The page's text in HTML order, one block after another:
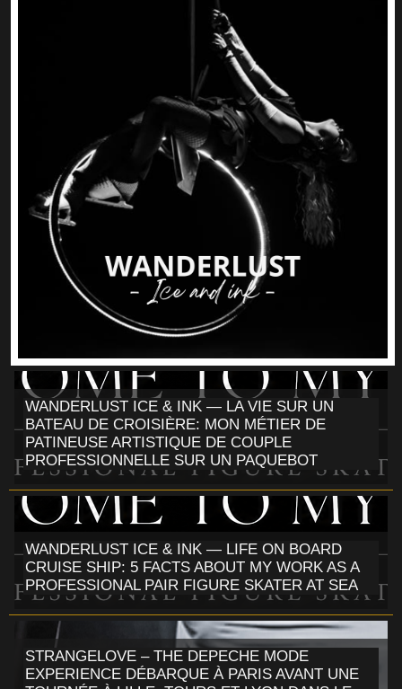
WANDERLUST ICE & INK — LA VIE SUR UN
BATEAU DE CROISIÈRE: MON MÉTIER DE
PATINEUSE ARTISTIQUE DE COUPLE
PROFESSIONNELLE SUR UN PAQUEBOT
WANDERLUST ICE & INK — LIFE ON BOARD
CRUISE SHIP: 5 FACTS ABOUT MY WORK AS A
PROFESSIONAL PAIR FIGURE SKATER AT SEA
STRANGELOVE – THE DEPECHE MODE
EXPERIENCE DÉBARQUE À PARIS AVANT UNE